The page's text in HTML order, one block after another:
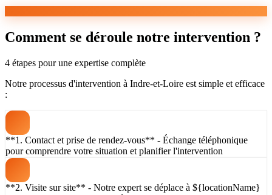
Comment se déroule notre intervention ?
4 étapes pour une expertise complète
Notre processus d'intervention à Indre-et-Loire est simple et efficace
:
**1. Contact et prise de rendez-vous** - Échange téléphonique
pour comprendre votre situation et planifier l'intervention
**2. Visite sur site** - Notre expert se déplace à ${locationName}